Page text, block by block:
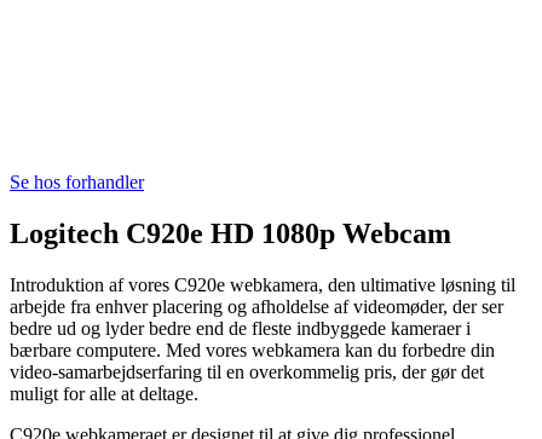
Se hos forhandler
Logitech C920e HD 1080p Webcam
Introduktion af vores C920e webkamera, den ultimative løsning til
arbejde fra enhver placering og afholdelse af videomøder, der ser
bedre ud og lyder bedre end de fleste indbyggede kameraer i
bærbare computere. Med vores webkamera kan du forbedre din
video-samarbejdserfaring til en overkommelig pris, der gør det
muligt for alle at deltage.
C920e webkameraet er designet til at give dig professionel